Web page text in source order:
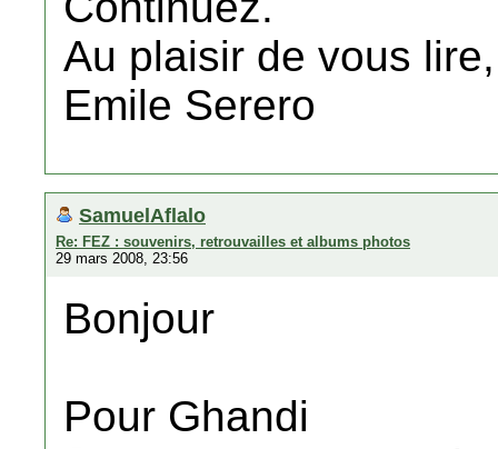
Au plaisir de vous lire,
Emile Serero
SamuelAflalo
Re: FEZ : souvenirs, retrouvailles et albums photos
29 mars 2008, 23:56
Bonjour
Pour Ghandi